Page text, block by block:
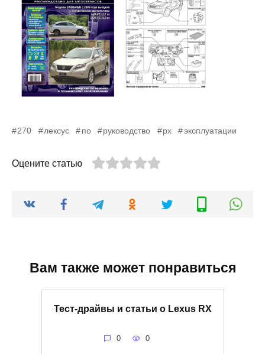
270 лексус по руководство рх эксплуатации
Оцените статью
Вам также может понравиться
Тест-драйвы и статьи о Lexus RX
0 0